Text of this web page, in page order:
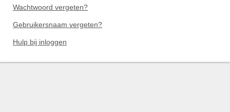
Wachtwoord vergeten?
Gebruikersnaam vergeten?
Hulp bij inloggen